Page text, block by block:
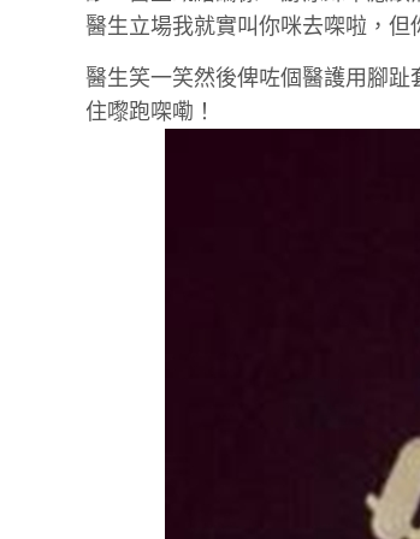
醫生立場我就實叫你咪去㗎啦，但
醫生笑一笑然後俾咗個醫護用腳
住嚟跑㗎嘞！